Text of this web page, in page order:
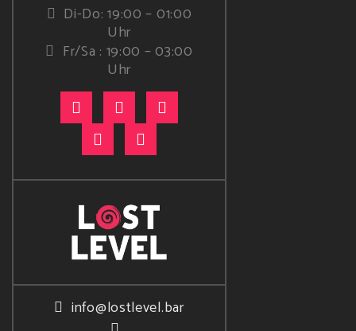
Di-Do: 19:00 – 01:00
Uhr
Fr/Sa : 19:00 – 03:00
Uhr
info@lostlevel.bar